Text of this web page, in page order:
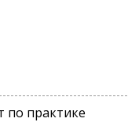
по практике